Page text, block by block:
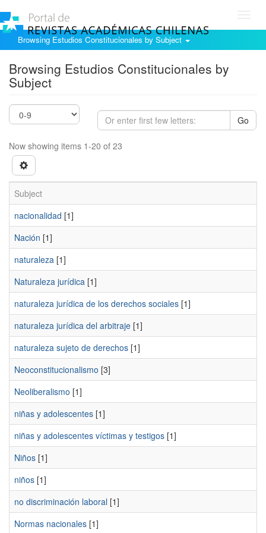
Browsing Estudios Constitucionales by Subject
Browsing Estudios Constitucionales by
Subject
Go
Now showing items 1-20 of 23
Subject
nacionalidad [1]
Nación [1]
naturaleza [1]
Naturaleza jurídica [1]
naturaleza jurídica de los derechos sociales [1]
naturaleza jurídica del arbitraje [1]
naturaleza sujeto de derechos [1]
Neoconstitucionalismo [3]
Neoliberalismo [1]
niñas y adolescentes [1]
niñas y adolescentes víctimas y testigos [1]
Niños [1]
niños [1]
no discriminación laboral [1]
Normas nacionales [1]